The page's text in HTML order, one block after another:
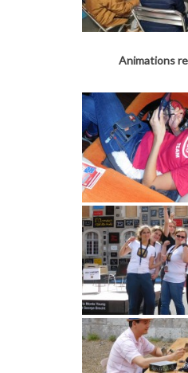
Animations